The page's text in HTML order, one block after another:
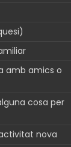
amb amics o
cosa per
nova